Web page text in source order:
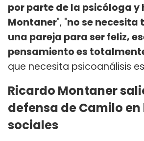
por parte de la psicóloga
Montaner", "no se necesita
una pareja para ser feliz,
pensamiento es
que necesita psicoanálisis
Ricardo Montaner
defensa de Camilo en
sociales